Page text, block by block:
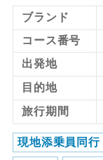
ブランド
コース番号
出発地
目的地
旅行期間
現地添乗員同行
ご夫婦限定
女性限定
年齢制限あり